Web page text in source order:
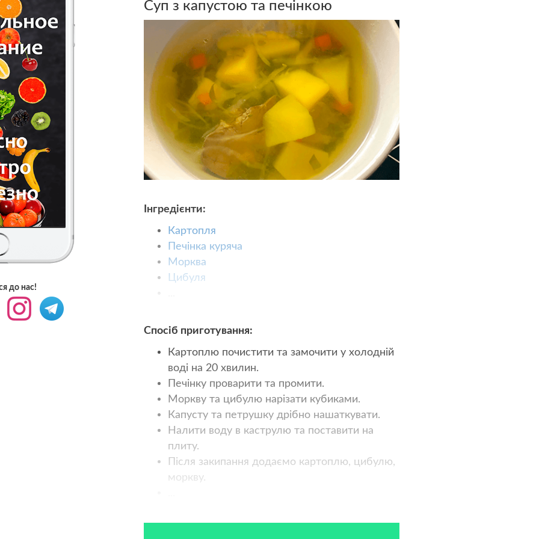
до нас!
Суп з капустою та печінкою
Інгредієнти:
Картопля
Печінка куряча
Морква
Цибуля
Спосіб приготування:
Картоплю почистити та замочити у холодній
воді на 20 хвилин.
Печінку проварити та промити.
Моркву та цибулю нарізати кубиками.
Капусту та петрушку дрібно нашаткувати.
Налити воду в каструлю та поставити на
плиту.
Після закипання додаємо картоплю, цибулю,
моркву.